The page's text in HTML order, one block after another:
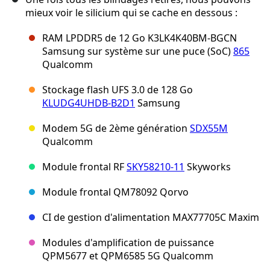
mieux voir le silicium qui se cache en dessous :
RAM LPDDR5 de 12 Go K3LK4K40BM-BGCN
Samsung sur système sur une puce (SoC)865
Qualcomm
Stockage flash UFS 3.0 de 128 Go
KLUDG4UHDB-B2D1 Samsung
Modem 5G de 2ème génération SDX55M
Qualcomm
Module frontal RFSKY58210-11 Skyworks
Module frontal QM78092 Qorvo
CI de gestion d'alimentation MAX77705C Maxim
Modules d'amplification de puissance
QPM5677 et QPM6585 5G Qualcomm